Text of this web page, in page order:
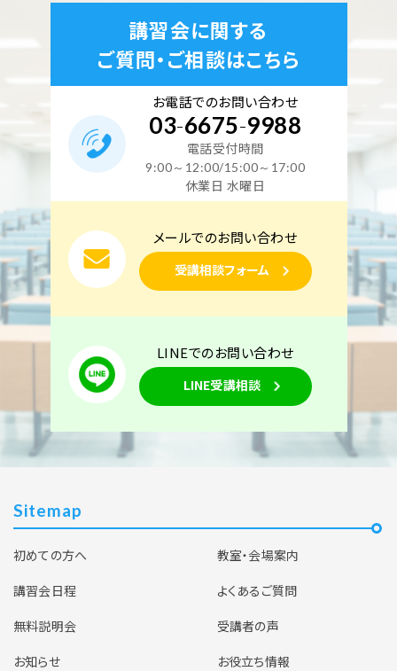
講習会に関する
ご質問・ご相談はこちら
お電話でのお問い合わせ
03-6675-9988
電話受付時間
9:00～12:00/15:00～17:00
休業日 水曜日
メールでのお問い合わせ
受講相談フォーム
LINEでのお問い合わせ
LINE受講相談
Sitemap
初めての方へ
教室・会場案内
講習会日程
よくあるご質問
無料説明会
受講者の声
お知らせ
お役立ち情報